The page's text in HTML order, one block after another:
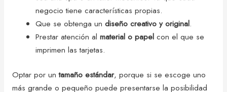
negocio tiene características propias.
Que se obtenga undiseño creativo y original.
Prestar atención almaterial o papel con el que se
imprimen las tarjetas.
Optar por untamaño estándar, porque si se escoge uno
más grande o pequeño puede presentarse la posibilidad